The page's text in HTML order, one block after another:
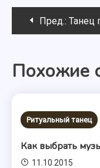
Навигация
записям
Пред.: Танец
Похожие
Ритуальный танец
Как выбрать
11.10.2015